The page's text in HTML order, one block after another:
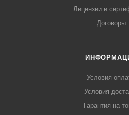
Лицензии и
Договоры
Условия
Условия
Гарантия на